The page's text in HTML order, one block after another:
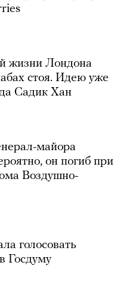
жизни Лондона
стоя. Идею уже
Садик Хан
майора
он погиб при
Воздушно-
голосовать
Госдуму